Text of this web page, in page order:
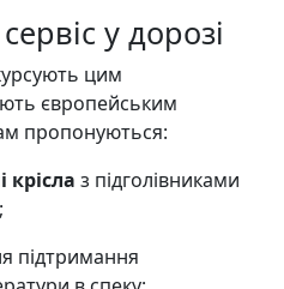
у дорозі
цим
європейським
пропонуються:
крісла з підголівниками
підтримання